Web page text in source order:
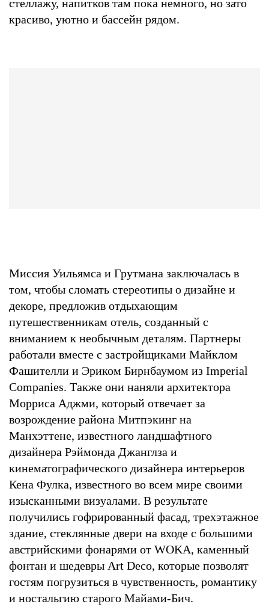
стеллажу, напитков там пока немного, но зато
красиво, уютно и бассейн рядом.
Миссия Уильямса и Грутмана заключалась в
том, чтобы сломать стереотипы о дизайне и
декоре, предложив отдыхающим
путешественникам отель, созданный с
вниманием к необычным деталям. Партнеры
работали вместе с застройщиками Майклом
Фашителли и Эриком Бирнбаумом из Imperial
Companies. Также они наняли архитектора
Морриса Аджми, который отвечает за
возрождение района Митпэкинг на
Манхэттене, известного ландшафтного
дизайнера Рэймонда Джанглза и
кинематографического дизайнера интерьеров
Кена Фулка, известного во всем мире своими
изысканными визуалами. В результате
получились гофрированный фасад, трехэтажное
здание, стеклянные двери на входе с большими
австрийскими фонарями от WOKA, каменный
фонтан и шедевры Art Deco, которые позволят
гостям погрузиться в чувственность, романтику
и ностальгию старого Майами-Бич.